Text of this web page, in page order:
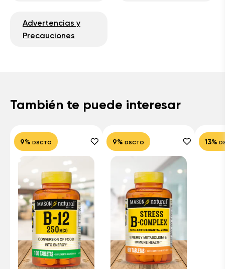
Advertencias y
Precauciones
También te puede interesar
9% DSCTO 9% DSCTO 13%